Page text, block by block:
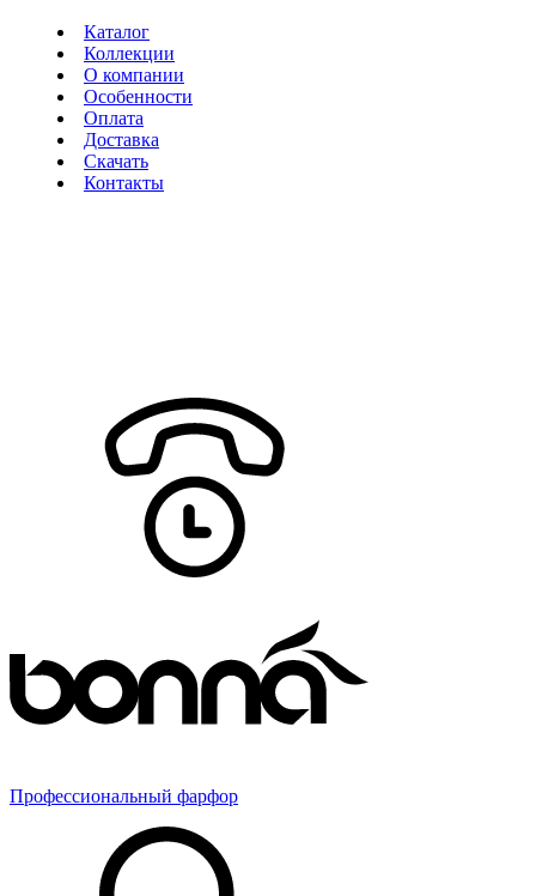
Каталог
Коллекции
О компании
Особенности
Оплата
Доставка
Скачать
Контакты
Профессиональный фарфор